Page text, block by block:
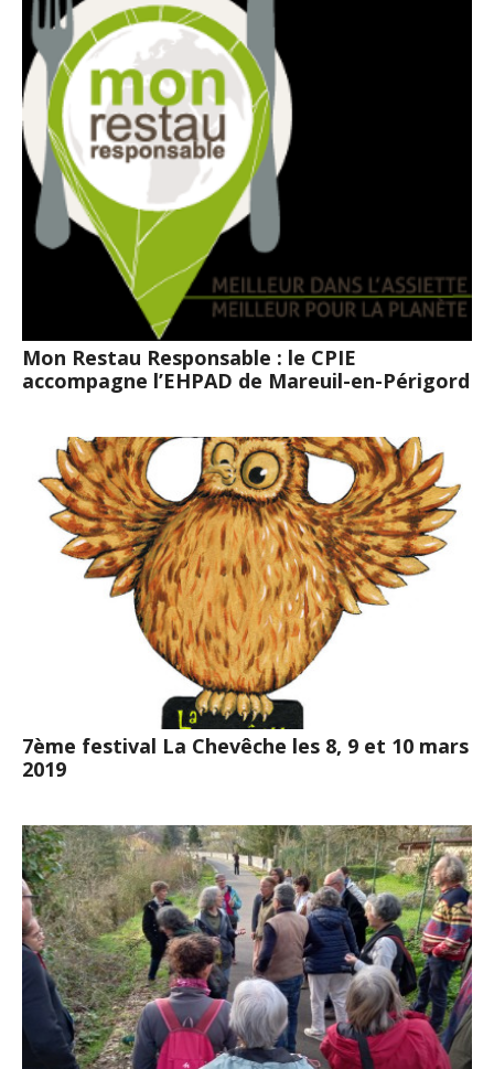
Mon Restau Responsable : le CPIE
accompagne l’EHPAD de Mareuil-en-Périgord
7ème festival La Chevêche les 8, 9 et 10 mars
2019